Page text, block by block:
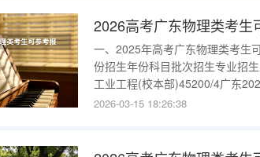
一、2025年高考广东物理类考生
份招生年份科目批次招生专业招
工业工程(校本部)45200/4广东
部)25200/5广东2025物理类本科
2026-03-15 18:26:38